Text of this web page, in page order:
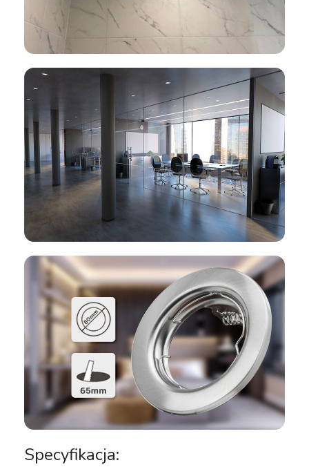
Specyfikacja: